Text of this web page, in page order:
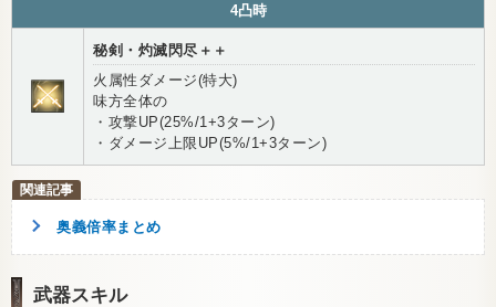
4凸時
秘剣・灼滅閃尽＋＋
火属性ダメージ(特大)
味方全体の
・攻撃UP(25%/1+3ターン)
・ダメージ上限UP(5%/1+3ターン)
奥義倍率まとめ
武器スキル